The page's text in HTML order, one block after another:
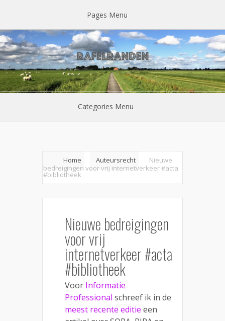
Pages Menu
Categories Menu
Home Auteursrecht
Nieuwe
bedreigingen voor vrij internetverkeer #acta
#bibliotheek
Nieuwe bedreigingen
voor vrij
internetverkeer #acta
#bibliotheek
Voor Informatie
Professional schreef ik in de
meest recente editie een